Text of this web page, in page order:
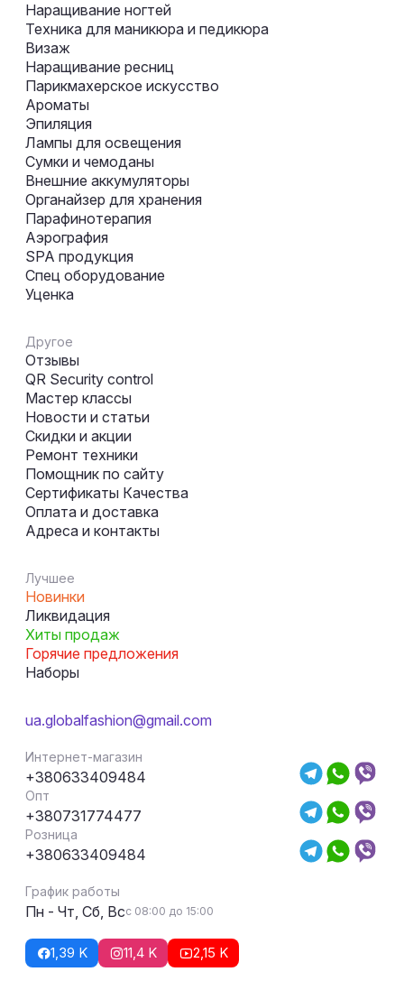
Наращивание ногтей
Техника для маникюра и педикюра
Визаж
Наращивание ресниц
Парикмахерское искусство
Ароматы
Эпиляция
Лампы для освещения
Сумки и чемоданы
Внешние аккумуляторы
Органайзер для хранения
Парафинотерапия
Аэрография
SPA продукция
Спец оборудование
Уценка
Другое
Отзывы
QR Security control
Мастер классы
Новости и статьи
Скидки и акции
Ремонт техники
Помощник по сайту
Сертификаты Качества
Оплата и доставка
Адреса и контакты
Лучшее
Новинки
Ликвидация
Хиты продаж
Горячие предложения
Наборы
ua.globalfashion@gmail.com
Интернет-магазин
+380633409484
Опт
+380731774477
Розница
+380633409484
График работы
Пн - Чт, Сб, Всс 08:00 до 15:00
1,39 K 11,4 K 2,15 K